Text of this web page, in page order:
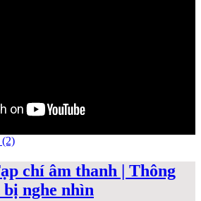
chí âm thanh | Thông
nghe nhìn